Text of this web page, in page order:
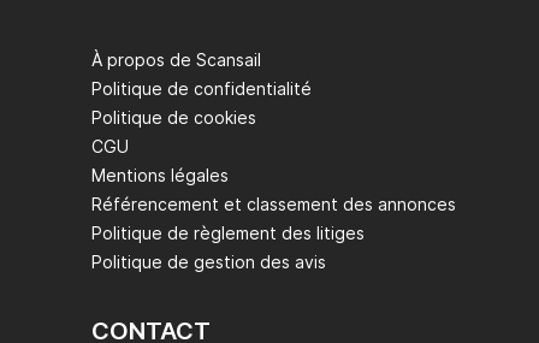
À propos de Scansail
Politique de confidentialité
Politique de cookies
CGU
Mentions légales
Référencement et classement des annonces
Politique de règlement des litiges
Politique de gestion des avis
CONTACT